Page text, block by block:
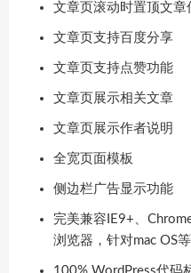
文章页滚动时置顶文章
文章页支持百度分享
文章页支持点赞功能
文章页展示相关文章
文章页展示作者说明
全宽页面模板
侧边栏广告显示功能
完美兼容IE9+、
浏览器，针对mac OS